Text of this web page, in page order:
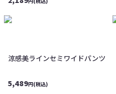
涼感美ラインセミワイドパンツ
5,489円(税込)